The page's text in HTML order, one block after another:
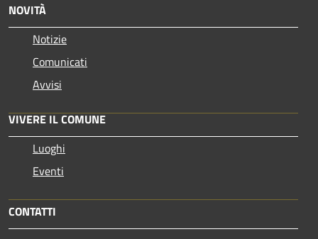
NOVITÀ
Notizie
Comunicati
Avvisi
VIVERE IL COMUNE
Luoghi
Eventi
CONTATTI